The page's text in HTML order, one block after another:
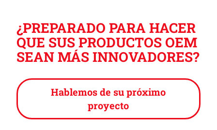
¿PREPARADO PARA HACER
QUE SUS PRODUCTOS OEM
SEAN MÁS INNOVADORES?
Hablemos de su próximo
proyecto